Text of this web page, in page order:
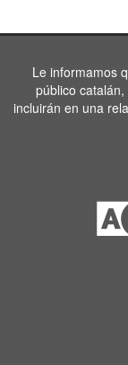
Le informamos
público
incluirán en una